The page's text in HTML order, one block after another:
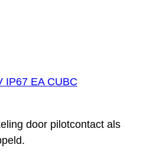
IP67 EA CUBC
door pilotcontact als